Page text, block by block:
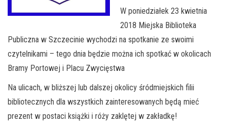
W poniedziałek 23 kwietnia
2018 Miejska Biblioteka
Publiczna w Szczecinie wychodzi na spotkanie ze swoimi
czytelnikami – tego dnia będzie można ich spotkać w okolicach
Bramy Portowej i Placu Zwycięstwa
Na ulicach, w bliższej lub dalszej okolicy śródmiejskich filii
bibliotecznych dla wszystkich zainteresowanych będą mieć
prezent w postaci książki i róży zaklętej w zakładkę!